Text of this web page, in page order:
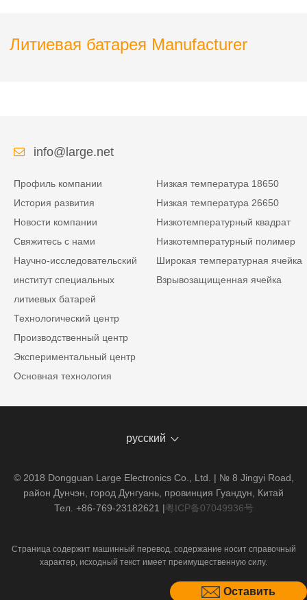
Литиевая батарея Manufacturer
Оставить
info@large.net
Профиль компании
История развития
Новости компании
Свяжитесь с нами
Научно-исследовательский
институт специальных
литиевых батарей
Технологический центр
Производственный центр
Экспериментальный центр
Основная технология
Низкая температура 18650
Низкая температура 26650
Низкотемпературный квадрат
Низкотемпературный полимер
Широкая температурная ячейка
Взрывозащищенная ячейка
русский
© 2018 Dongguan Large Electronics Co., Ltd. | № 8 Jingyi Road,
район Дунчэн, город Дунгуань, провинция Гуандун, Китай
Тел. +86-769-23182621 |粤ICP备07049936号
Страница содержит машинный перевод, содержание носит справочный
характер, исходный текст имеет преимущественную силу.